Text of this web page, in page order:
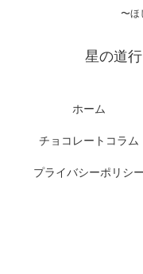
〜ほ
星の道
ホーム
チョコレートコラム
プライバシーポリシー